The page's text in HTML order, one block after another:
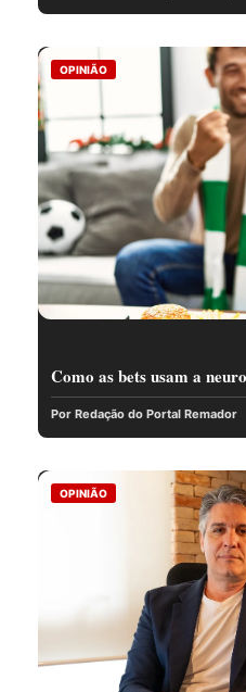
OPINIÃO
Como as bets usam a
Por Redação do Portal Remador
OPINIÃO